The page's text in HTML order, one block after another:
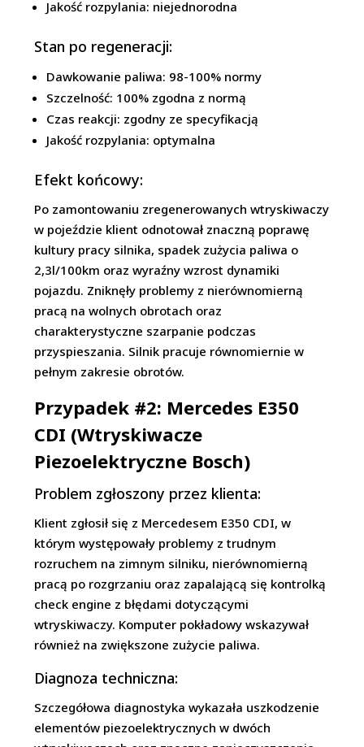
Jakość rozpylania: niejednorodna
Stan po regeneracji:
Dawkowanie paliwa: 98-100% normy
Szczelność: 100% zgodna z normą
Czas reakcji: zgodny ze specyfikacją
Jakość rozpylania: optymalna
Efekt końcowy:
Po zamontowaniu zregenerowanych wtryskiwaczy
w pojeździe klient odnotował znaczną poprawę
kultury pracy silnika, spadek zużycia paliwa o
2,3l/100km oraz wyraźny wzrost dynamiki
pojazdu. Zniknęły problemy z nierównomierną
pracą na wolnych obrotach oraz
charakterystyczne szarpanie podczas
przyspieszania. Silnik pracuje równomiernie w
pełnym zakresie obrotów.
Przypadek #2: Mercedes E350
CDI (Wtryskiwacze
Piezoelektryczne Bosch)
Problem zgłoszony przez klienta:
Klient zgłosił się z Mercedesem E350 CDI, w
którym występowały problemy z trudnym
rozruchem na zimnym silniku, nierównomierną
pracą po rozgrzaniu oraz zapalającą się kontrolką
check engine z błędami dotyczącymi
wtryskiwaczy. Komputer pokładowy wskazywał
również na zwiększone zużycie paliwa.
Diagnoza techniczna:
Szczegółowa diagnostyka wykazała uszkodzenie
elementów piezoelektrycznych w dwóch